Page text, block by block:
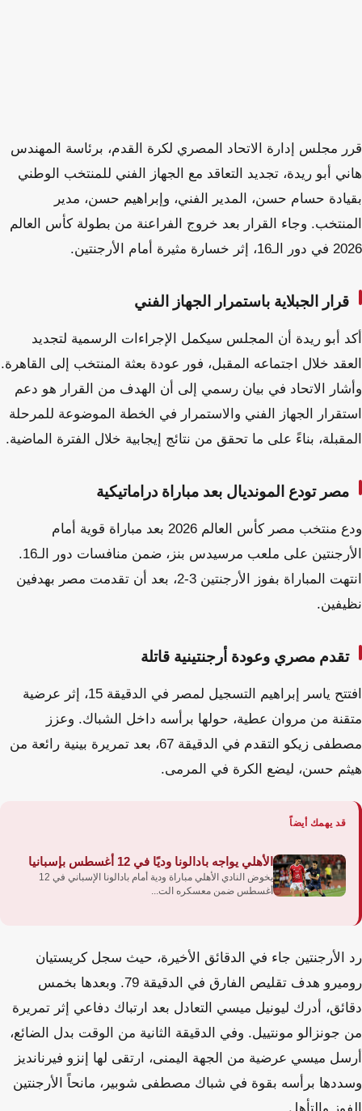
قرر مجلس إدارة الاتحاد المصري لكرة القدم، برئاسة المهندس
هاني أبو ريدة، تجديد التعاقد مع الجهاز الفني للمنتخب الوطني
بقيادة حسام حسن، المدير الفني، وإبراهيم حسن، مدير
المنتخب. وجاء القرار بعد خروج الفراعنة من بطولة كأس العالم
2026 في دور الـ16، إثر خسارة مثيرة أمام الأرجنتين.
قرار الجبلاية باستمرار الجهاز الفني
أكد أبو ريدة أن المجلس سيكمل الإجراءات الرسمية لتجديد
العقد خلال اجتماعه المقبل، فور عودة بعثة المنتخب إلى القاهرة.
وأشار الاتحاد في بيان رسمي إلى أن الهدف من القرار هو دعم
استقرار الجهاز الفني والاستمرار في الخطة الموضوعة للمرحلة
المقبلة، بناءً على ما تحقق من نتائج إيجابية خلال الفترة الماضية.
مصر تودع المونديال بعد مباراة دراماتيكية
ودع منتخب مصر كأس العالم 2026 بعد مباراة قوية أمام
الأرجنتين على ملعب مرسيدس بنز، ضمن منافسات دور الـ16.
انتهت المباراة بفوز الأرجنتين 3-2، بعد أن تقدمت مصر بهدفين
نظيفين.
تقدم مصري وعودة أرجنتينية قاتلة
افتتح ياسر إبراهيم التسجيل لمصر في الدقيقة 15، إثر عرضية
متقنة من مروان عطية، حولها برأسه داخل الشباك. وعزز
مصطفى زيكو التقدم في الدقيقة 67، بعد تمريرة بينية رائعة من
هيثم حسن، ليضع الكرة في المرمى.
قد يهمك أيضاً
الأهلي يواجه بادالونا وديًا في 12 أغسطس بإسبانيا
يخوض النادي الأهلي مباراة ودية أمام بادالونا الإسباني في 12
أغسطس ضمن معسكره الت...
رد الأرجنتين جاء في الدقائق الأخيرة، حيث سجل كريستيان
روميرو هدف تقليص الفارق في الدقيقة 79. وبعدها بخمس
دقائق، أدرك ليونيل ميسي التعادل بعد ارتباك دفاعي إثر تمريرة
من جونزالو مونتييل. وفي الدقيقة الثانية من الوقت بدل الضائع،
أرسل ميسي عرضية من الجهة اليمنى، ارتقى لها إنزو فيرنانديز
وسددها برأسه بقوة في شباك مصطفى شوبير، مانحاً الأرجنتين